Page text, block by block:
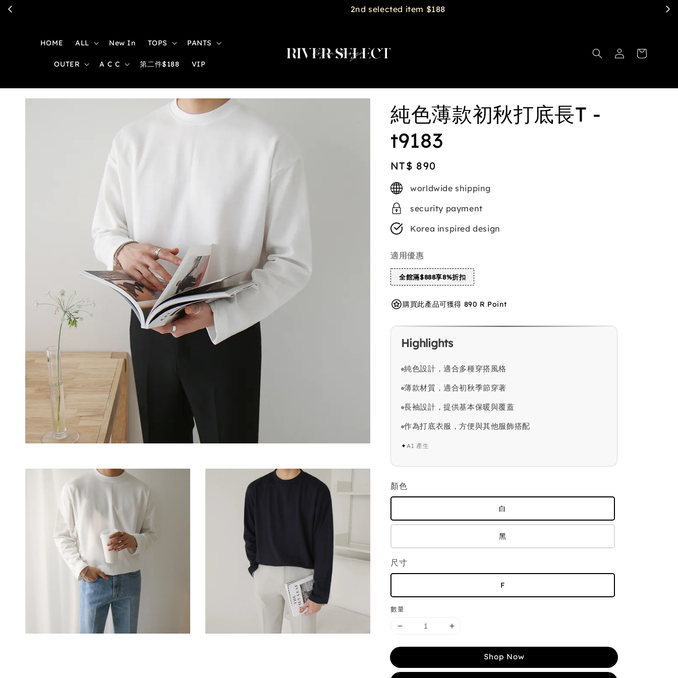
2nd selected item $188
HOME ALL New In TOPS PANTS
OUTER A C C 第二件$188 VIP
純色薄款初秋打底長T -
t9183
Regular
price
NT$ 890
worldwide shipping
security payment
Korea inspired design
適用優惠
全館滿$888享8%折扣
購買此產品可獲得 890 R Point
Highlights
純色設計，適合多種穿搭風格
薄款材質，適合初秋季節穿著
長袖設計，提供基本保暖與覆蓋
作為打底衣服，方便與其他服飾搭配
✦AI 產生
顏色
白
黑
尺寸
F
數量
Shop Now